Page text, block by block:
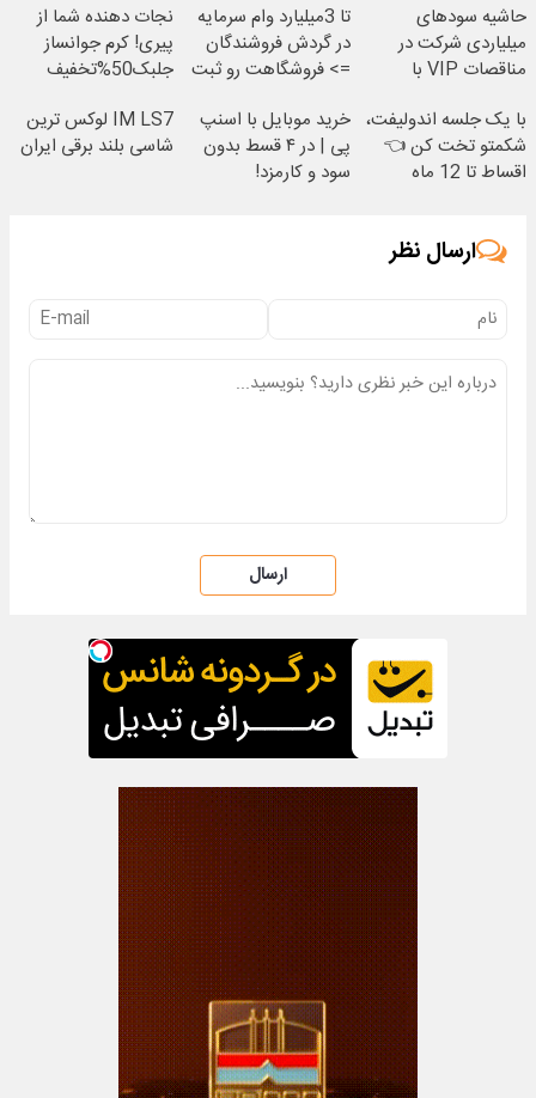
حاشیه سودهای
میلیاردی شرکت در
مناقصات VIP با
تا 3میلیارد وام سرمایه
در گردش فروشندگان
=> فروشگاهت رو ثبت
نجات دهنده شما از
پیری! کرم جوانساز
جلبک50%تخفیف
با یک جلسه اندولیفت،
شکمتو تخت کن 👈
اقساط تا 12 ماه
خرید موبایل با اسنپ
پی | در ۴ قسط بدون
سود و کارمزد!
IM LS7 لوکس ترین
شاسی بلند برقی ایران
ارسال نظر
ارسال